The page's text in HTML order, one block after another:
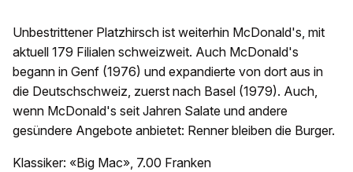
Unbestrittener Platzhirsch ist weiterhin McDonald's, mit
aktuell 179 Filialen schweizweit. Auch McDonald's
begann in Genf (1976) und expandierte von dort aus in
die Deutschschweiz, zuerst nach Basel (1979). Auch,
wenn McDonald's seit Jahren Salate und andere
gesündere Angebote anbietet: Renner bleiben die Burger.
Klassiker: «Big Mac», 7.00 Franken